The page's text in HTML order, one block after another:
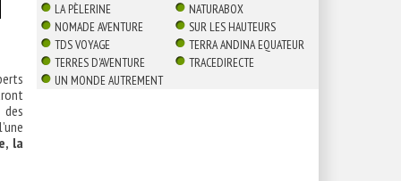
la
LA PÈLERINE
NATURABOX
NOMADE AVENTURE
SUR LES HAUTEURS
TDS VOYAGE
TERRA ANDINA EQUATEUR
TERRES D'AVENTURE
TRACEDIRECTE
UN MONDE AUTREMENT